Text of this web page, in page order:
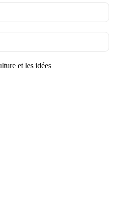
et les idées